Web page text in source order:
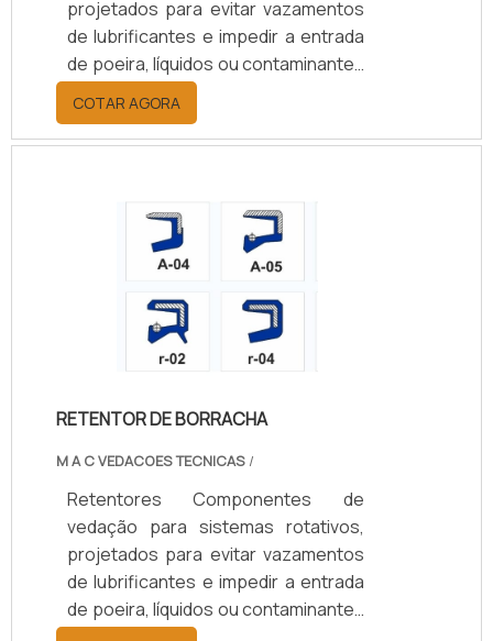
projetados para evitar vazamentos
de lubrificantes e impedir a entrada
de poeira, líquidos ou contaminantes
em eixos e rolamentos. Disponíveis
em borracha nitrílica (NBR), Viton
(FKM), silicone, PTFE ou grafite,
+200°C, conforme o material.
Oferecem opções de vedação
simples ou dupla, com ou sem mola,
e diâmetros de 10 a 200 mm.
Aplicados em setores automotivo,
agrícola, naval, ferroviário e
industrial, aumentam a durabilidade
de manutenção e garantem
COTAR AGORA
RETENTOR DE BORRACHA
M A C VEDACOES TECNICAS /
Retentores Componentes de
vedação para sistemas rotativos,
projetados para evitar vazamentos
de lubrificantes e impedir a entrada
de poeira, líquidos ou contaminantes